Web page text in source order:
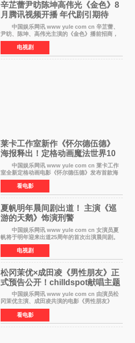
辛芷蕾尹昉陈坤高伟光《金色》8
月腾讯视频开播 年代剧引期待
中国娱乐网讯 www yule com cn 辛芷蕾、
尹昉、陈坤、高伟光主演的《金色》播前招商，
预计8月腾讯视频开播。这部年代剧汇集了众多实
力派演员，阵容强大，引发了观众的广泛关
注。 《金色》
电视剧
莱卡工作室新作《怀尔德伍德》
海报释出！定格动画魔法世界10
月开启
中国娱乐网讯 www yule com cn 莱卡工作
室全新定格动画电影《怀尔德伍德》发布首款海
报，女孩为找回弟弟走入黑暗、宏大的林中魔法
世界，一场关于勇气与亲情的奇幻冒险即将展
开。 本片由特
看电影
夏帆明年晨间剧出道！ 主演《巡
游的天鹅》饰演刑警
中国娱乐网讯 www yule com cn 女演员夏
帆将于明年迎来出道25周年的首次出演晨间剧。
NHK于8月4日宣布她将出演明年（2027年度）上
半期的晨间剧《巡游的天鹅》，饰演与女主角森
田望智饰演的生
电视剧
松冈茉优×成田凌《男性朋友》正
式预告公开！chilldspot献唱主题
中国娱乐网讯 www yule com cn 由演员松
冈茉优主演、成田凌共演的电影《男性朋友》
（三岛有纪子执导，11月6日上映）于8月5日公开
正式视觉图与正式预告片。同时，三人乐队
chilldspot为该片创
看电影